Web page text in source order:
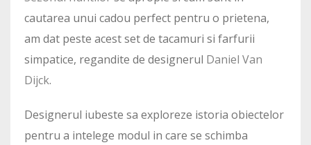
cautarea unui cadou perfect pentru o prietena,
am dat peste acest set de tacamuri si farfurii
simpatice, regandite de designerul Daniel Van
Dijck.
Designerul iubeste sa exploreze istoria obiectelor
pentru a intelege modul in care se schimba